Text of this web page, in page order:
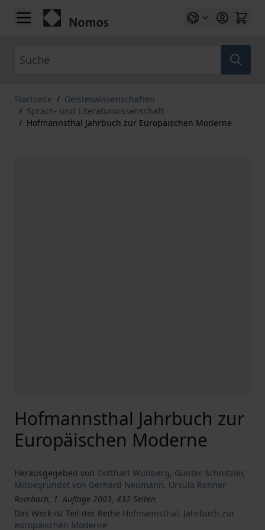
Zum Inhalt springen
Startseite / Geisteswissenschaften
/ Sprach- und Literaturwissenschaft
/ Hofmannsthal Jahrbuch zur Europäischen Moderne
Hofmannsthal Jahrbuch zur
Europäischen Moderne
Herausgegeben von Gotthart Wunberg, Günter Schnitzler,
Mitbegründet von Gerhard Neumann, Ursula Renner
Rombach, 1. Auflage 2003, 432 Seiten
Das Werk ist Teil der Reihe Hofmannsthal. Jahrbuch zur
europäischen Moderne